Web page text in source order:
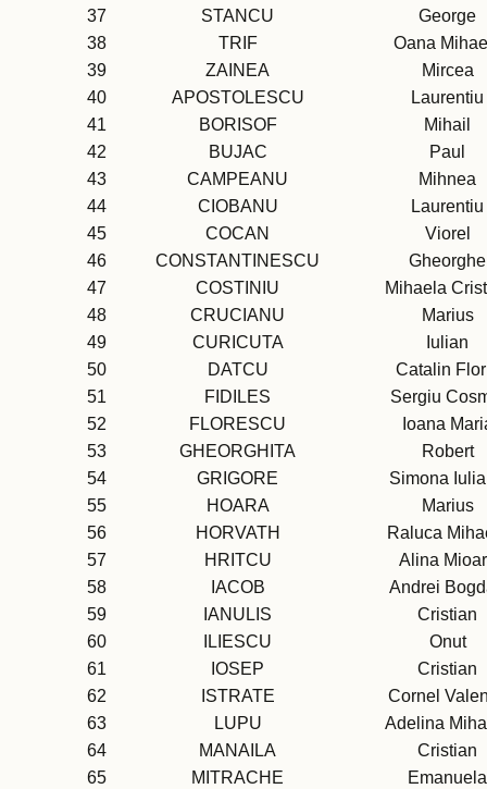
37
STANCU
George
38
TRIF
Oana
39
ZAINEA
Mircea
40
APOSTOLESCU
Laurentiu
41
BORISOF
Mihail
42
BUJAC
Paul
43
CAMPEANU
Mihnea
44
CIOBANU
Laurentiu
45
COCAN
Viorel
46
CONSTANTINESCU
Gheorghe
47
COSTINIU
Mihaela
48
CRUCIANU
Marius
49
CURICUTA
Iulian
50
DATCU
Catalin
51
FIDILES
Sergiu
52
FLORESCU
Ioana
53
GHEORGHITA
Robert
54
GRIGORE
Simona
55
HOARA
Marius
56
HORVATH
Raluca
57
HRITCU
Alina
58
IACOB
Andrei
59
IANULIS
Cristian
60
ILIESCU
Onut
61
IOSEP
Cristian
62
ISTRATE
Cornel
63
LUPU
Adelina
64
MANAILA
Cristian
65
MITRACHE
Emanuela